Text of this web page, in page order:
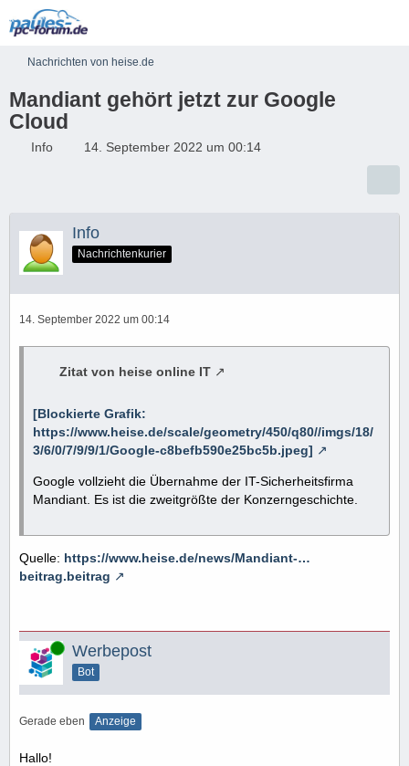
Nachrichten von heise.de
Mandiant gehört jetzt zur Google
Cloud
Info 14. September 2022 um 00:14
Info
Nachrichtenkurier
14. September 2022 um 00:14
Zitat von heise online IT
[Blockierte Grafik:
https://www.heise.de/scale/geometry/450/q80//imgs/18/
3/6/0/7/9/9/1/Google-c8befb590e25bc5b.jpeg]
Google vollzieht die Übernahme der IT-Sicherheitsfirma
Mandiant. Es ist die zweitgrößte der Konzerngeschichte.
Quelle: https://www.heise.de/news/Mandiant-…
beitrag.beitrag
Online Werbepost
Bot
Gerade eben Anzeige
Hallo!